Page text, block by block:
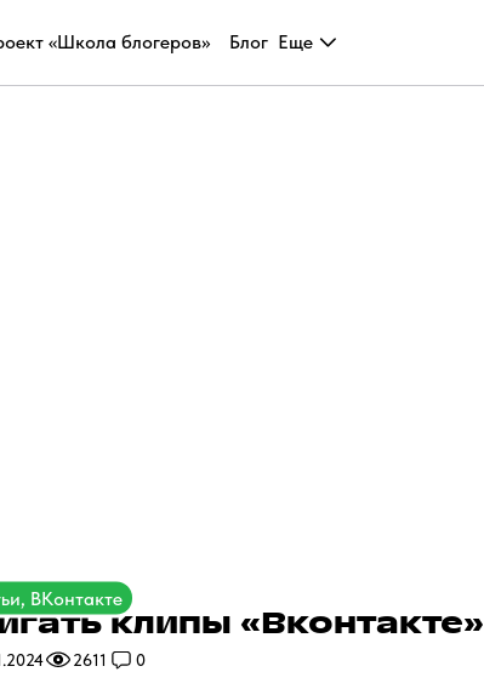
«Школа блогеров» Блог Еще
ВКонтакте
клипы «Вконтакте»
2611 0